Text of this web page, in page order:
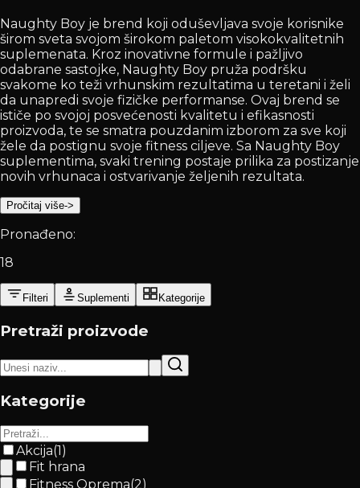
Naughty Boy je brend koji oduševljava svoje korisnike
širom sveta svojom širokom paletom visokokvalitetnih
suplemenata. Kroz inovativne formule i pažljivo
odabrane sastojke, Naughty Boy pruža podršku
svakome ko teži vrhunskim rezultatima u teretani i želi
da unapredi svoje fizičke performanse. Ovaj brend se
ističe po svojoj posvećenosti kvalitetu i efikasnosti
proizvoda, te se smatra pouzdanim izborom za sve koji
žele da postignu svoje fitness ciljeve. Sa Naughty Boy
suplementima, svaki trening postaje prilika za postizanje
novih vrhunaca i ostvarivanje željenih rezultata.
Pročitaj više->
Pronađeno:
18
Filteri Suplementi Kategorije
Pretraži proizvode
Kategorije
Akcija(1)
Fit hrana
Fitness Oprema(2)